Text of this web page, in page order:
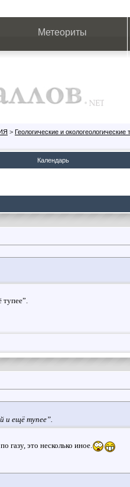
Метеориты
> Геологические и окологеологические
Календарь
тупее”.
и ещё тупее”.
газу, это несколько иное.